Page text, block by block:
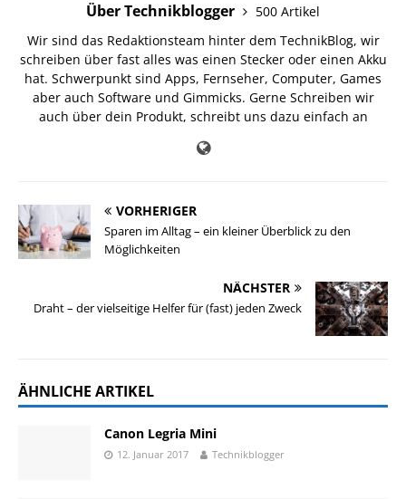
Über Technikblogger
500 Artikel
Wir sind das Redaktionsteam hinter dem TechnikBlog, wir
schreiben über fast alles was einen Stecker oder einen Akku
hat. Schwerpunkt sind Apps, Fernseher, Computer, Games
aber auch Software und Gimmicks. Gerne Schreiben wir
auch über dein Produkt, schreibt uns dazu einfach an
VORHERIGER
Sparen im Alltag – ein kleiner Überblick zu den
Möglichkeiten
NÄCHSTER
Draht – der vielseitige Helfer für (fast) jeden Zweck
ÄHNLICHE ARTIKEL
Canon Legria Mini
12. Januar 2017 Technikblogger